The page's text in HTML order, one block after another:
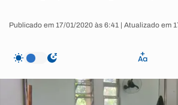
Publicado em 17/01/2020 às 6:41 | Atualizado em